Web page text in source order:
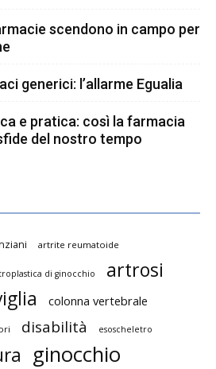
scendono in campo per
generici: l’allarme Egualia
e pratica: così la farmacia
del nostro tempo
artrite reumatoide
di ginocchio artrosi
colonna vertebrale
disabilità esoscheletro
ginocchio